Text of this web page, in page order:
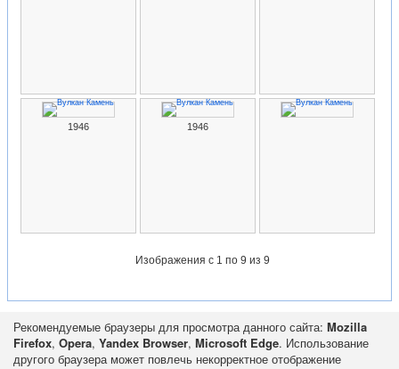
1946 1946
Изображения с 1 по 9 из 9
Рекомендуемые браузеры для просмотра данного сайта: Mozilla
Firefox, Opera, Yandex Browser, Microsoft Edge. Использование
другого браузера может повлечь некорректное отображение